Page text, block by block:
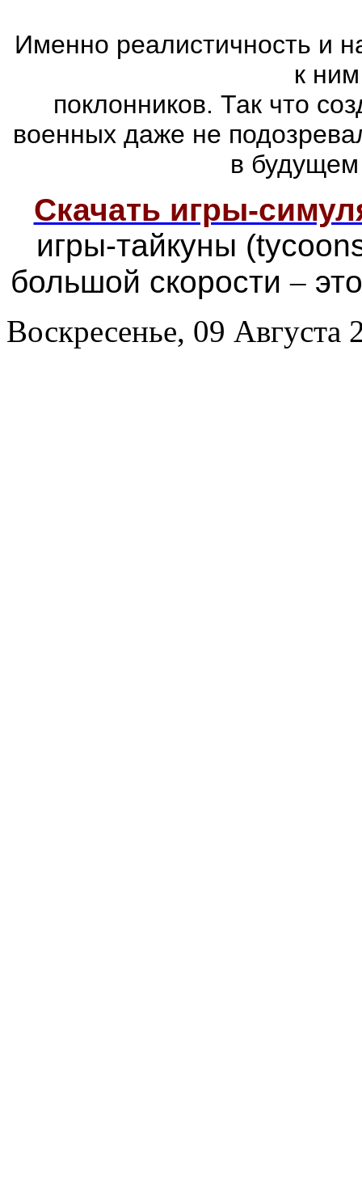
Именно реалистичность и
к
поклонников. Так что
военных даже не
в будущем
Скачать игры-
игры-тайкуны
большой скорости–
Воскресенье, 09 Августа